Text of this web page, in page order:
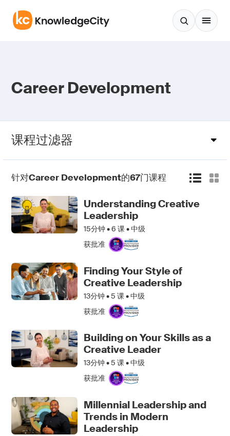
Career Development
课程过滤器
针对Career Development的67门课程
Understanding Creative
Leadership
15分钟 •6 课 • 中级
获批准
Finding Your Style of
Creative Leadership
13分钟 •5 课 • 中级
获批准
Building on Your Skills as a
Creative Leader
13分钟 •5 课 • 中级
获批准
Millennial Leadership and
Trends in Modern
Leadership